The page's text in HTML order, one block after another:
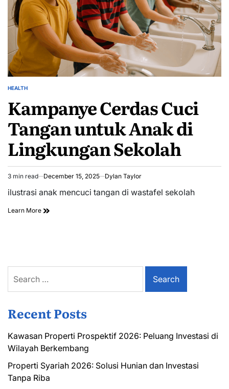
POSTED
HEALTH
Kampanye Cerdas Cuci
Tangan untuk Anak di
Lingkungan Sekolah
Estimated
read
time
3 min read December 15, 2025 Dylan Taylor
ilustrasi anak mencuci tangan di wastafel sekolah
Learn More
for:
Recent Posts
Kawasan Properti Prospektif 2026: Peluang Investasi di
Wilayah Berkembang
Properti Syariah 2026: Solusi Hunian dan Investasi
Tanpa Riba